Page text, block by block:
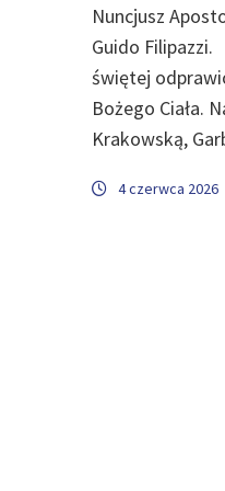
Nuncjusz
Guido Filipazzi.
świętej
Bożego Ciała.
Krakowską,
4 czerwca 2026